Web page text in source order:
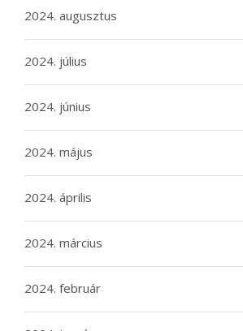
2024. augusztus
2024. július
2024. június
2024. május
2024. április
2024. március
2024. február